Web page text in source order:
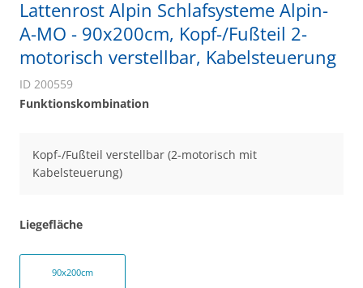
Lattenrost Alpin Schlafsysteme Alpin-
A-MO - 90x200cm, Kopf-/Fußteil 2-
motorisch verstellbar, Kabelsteuerung
ID 200559
Funktionskombination
Kopf-/Fußteil verstellbar (2-motorisch mit
Kabelsteuerung)
Liegefläche
90x200cm